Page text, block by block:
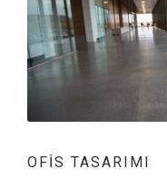
OFIS TASARIMI